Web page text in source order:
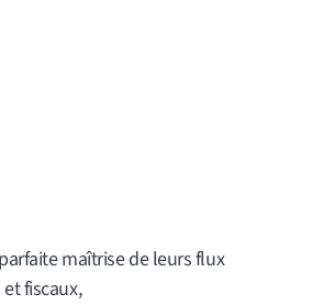
maîtrise de leurs flux
fiscaux,